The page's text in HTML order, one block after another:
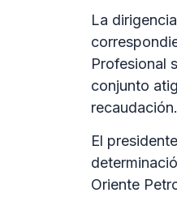
La
Profesional
conjunto
recaudación.
El
Oriente